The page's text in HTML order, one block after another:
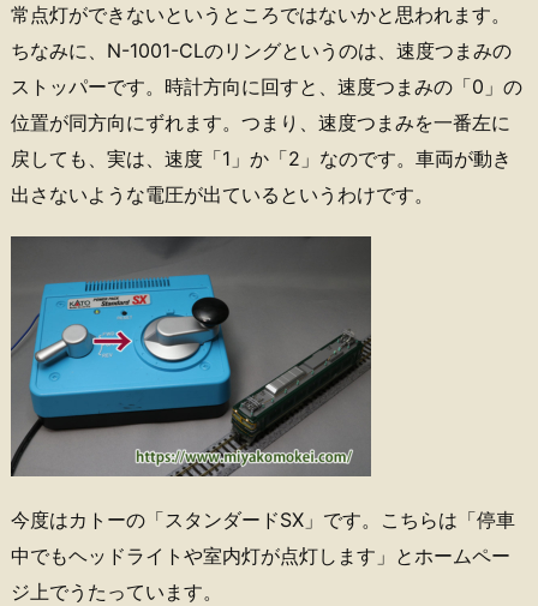
常点灯ができないというところではないかと思われます。
ちなみに、N-1001-CLのリングというのは、速度つまみの
ストッパーです。時計方向に回すと、速度つまみの「0」の
位置が同方向にずれます。つまり、速度つまみを一番左に
戻しても、実は、速度「1」か「2」なのです。車両が動き
出さないような電圧が出ているというわけです。
今度はカトーの「スタンダードSX」です。こちらは「停車
中でもヘッドライトや室内灯が点灯します」とホームペー
ジ上でうたっています。